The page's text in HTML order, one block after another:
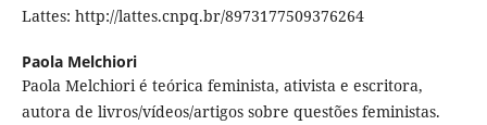
Lattes: http://lattes.cnpq.br/8973177509376264
Paola Melchiori
Paola Melchiori é teórica feminista, ativista e escritora,
autora de livros/vídeos/artigos sobre questões feministas.